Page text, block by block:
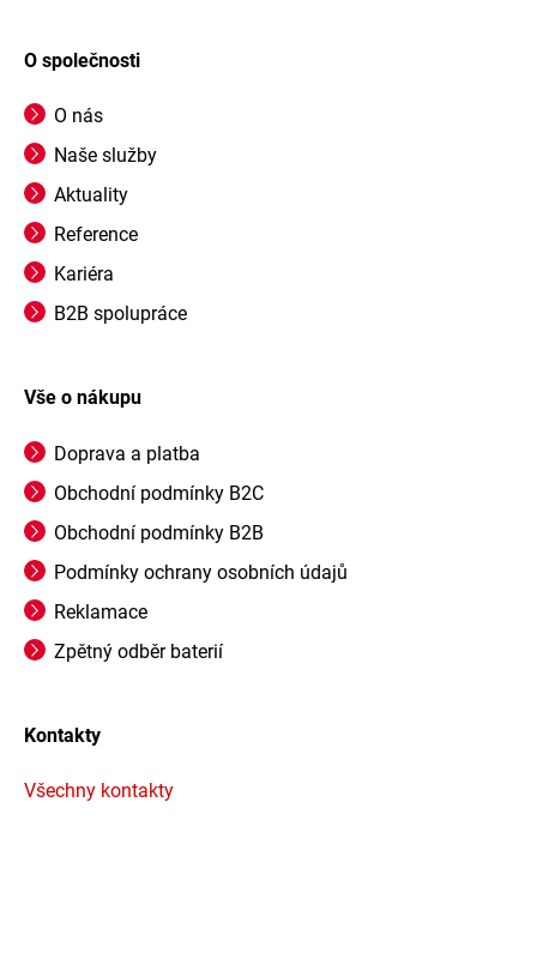
O společnosti
O nás
Naše služby
Aktuality
Reference
Kariéra
B2B spolupráce
Vše o nákupu
Doprava a platba
Obchodní podmínky B2C
Obchodní podmínky B2B
Podmínky ochrany osobních údajů
Reklamace
Zpětný odběr baterií
Kontakty
Všechny kontakty